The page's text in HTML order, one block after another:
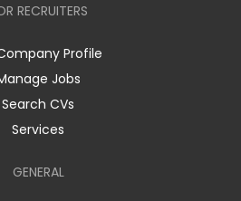
RECRUITERS
Profile
Jobs
Search CVs
Services
GENERAL